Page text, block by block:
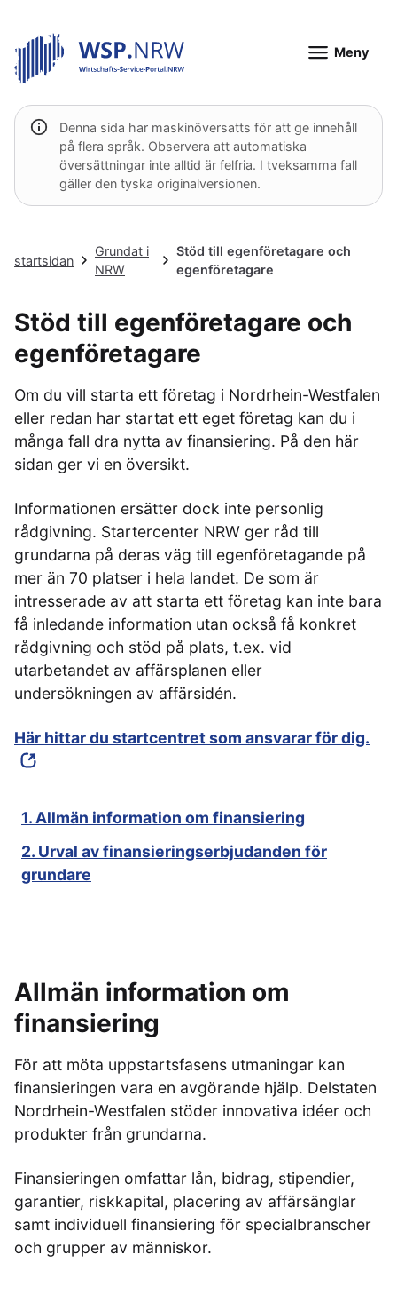
Meny
Denna sida har maskinöversatts för att ge innehåll
på flera språk. Observera att automatiska
översättningar inte alltid är felfria. I tveksamma fall
gäller den tyska originalversionen.
startsidan
Grundat i
NRW
Stöd till egenföretagare och
egenföretagare
Stöd till egenföretagare och
egenföretagare
Om du vill starta ett företag i Nordrhein-Westfalen
eller redan har startat ett eget företag kan du i
många fall dra nytta av finansiering. På den här
sidan ger vi en översikt.
Informationen ersätter dock inte personlig
rådgivning. Startercenter NRW ger råd till
grundarna på deras väg till egenföretagande på
mer än 70 platser i hela landet. De som är
intresserade av att starta ett företag kan inte bara
få inledande information utan också få konkret
rådgivning och stöd på plats, t.ex. vid
utarbetandet av affärsplanen eller
undersökningen av affärsidén.
Här hittar du startcentret som ansvarar för dig.
Allmän information om
finansiering
För att möta uppstartsfasens utmaningar kan
finansieringen vara en avgörande hjälp. Delstaten
Nordrhein-Westfalen stöder innovativa idéer och
produkter från grundarna.
Finansieringen omfattar lån, bidrag, stipendier,
garantier, riskkapital, placering av affärsänglar
samt individuell finansiering för specialbranscher
och grupper av människor.
1. Allmän information om finansiering
2. Urval av finansieringserbjudanden för
grundare